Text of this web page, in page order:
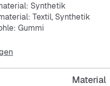
Synthetik
Textil, Synthetik
Gummi
Material